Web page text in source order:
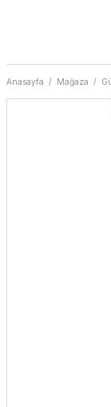
Anasayfa Mağaza